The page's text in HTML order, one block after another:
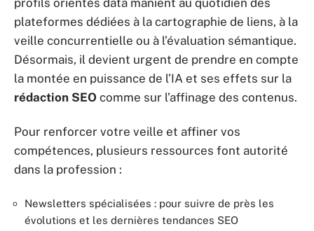
plateformes dédiées à la cartographie de liens, à la
veille concurrentielle ou à l’évaluation sémantique.
Désormais, il devient urgent de prendre en compte
la montée en puissance de l’IA et ses effets sur la
rédaction SEO comme sur l’affinage des contenus.
Pour renforcer votre veille et affiner vos
compétences, plusieurs ressources font autorité
dans la profession :
Newsletters spécialisées : pour suivre de près les
évolutions et les dernières tendances SEO